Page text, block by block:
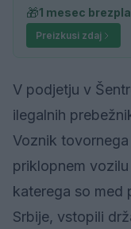
🎁1 mesec
Preizkusi zdaj
V podjetju v
ilegalnih
Voznik
priklopnem
katerega so med
Srbije, vstopili